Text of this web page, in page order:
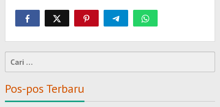
Cari
untuk:
Pos-pos Terbaru